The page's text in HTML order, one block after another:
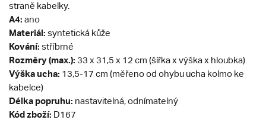
straně kabelky.
A4: ano
Materiál: syntetická kůže
Kování: stříbrné
Rozměry (max.): 33 x 31,5 x 12 cm (šířka x výška x hloubka)
Výška ucha: 13,5-17 cm (měřeno od ohybu ucha kolmo ke
kabelce)
Délka popruhu: nastavitelná, odnímatelný
Kód zboží: D167